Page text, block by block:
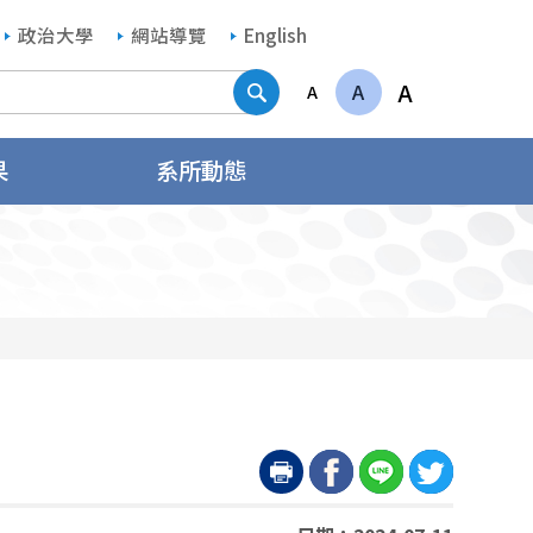
政治大學 網站導覽 English
搜尋A A A
系所動態